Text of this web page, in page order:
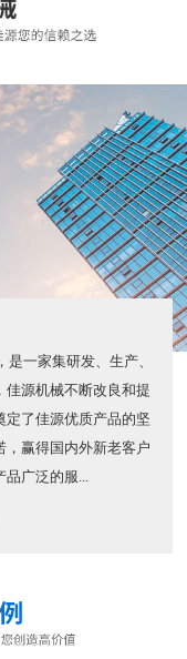
一家集研发、生产、
佳源机械不断改良和提
定了佳源优质产品的坚
，赢得国内外新老客户
品广泛的服...